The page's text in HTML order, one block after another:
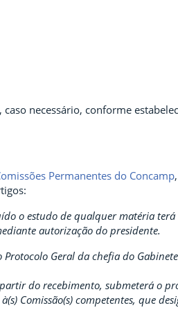
necessário, conforme
Permanentes do Concamp
o estudo de qualquer matéria
autorização do presidente.
Geral da chefia do
do recebimento, submeterá o
Comissão(s) competentes, que